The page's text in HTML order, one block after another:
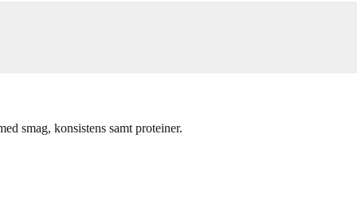
smag, konsistens samt proteiner.